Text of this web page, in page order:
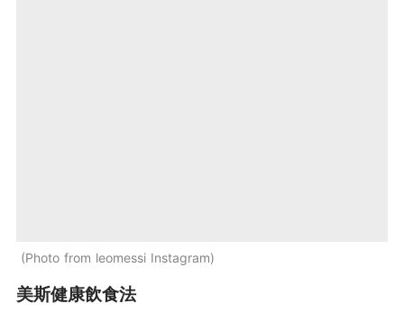
Photo from leomessi Instagram
美斯健康飲食法